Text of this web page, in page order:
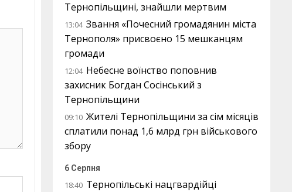
Тернопільщині, знайшли мертвим
13:04 Звання «Почесний громадянин міста
Тернополя» присвоєно 15 мешканцям
громади
12:04 Небесне воїнство поповнив
захисник Богдан Сосінський з
Тернопільщини
09:10 Жителі Тернопільщини за сім місяців
сплатили понад 1,6 млрд грн військового
збору
6 Серпня
18:40 Тернопільські нацгвардійці